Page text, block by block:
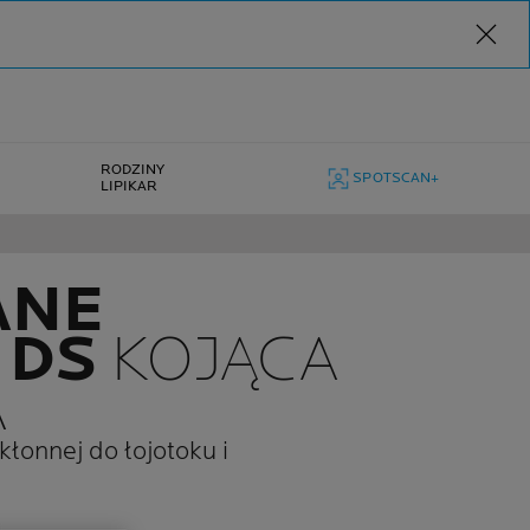
RODZINY
LIPIKAR
SPOTSCAN+
KOJĄCA
do łojotoku i